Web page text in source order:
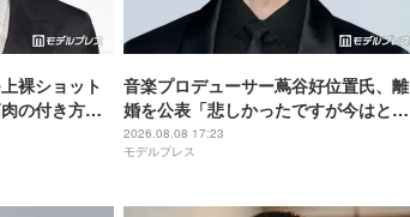
裸ショット
の付き方」
音楽プロデューサー蔦谷好位置氏、離
婚を公表「悲しかったですが今はとて
も前向き」米津玄師・back numberら
楽曲のプロデュース手掛ける
2026.08.08 17:23
モデルプレス